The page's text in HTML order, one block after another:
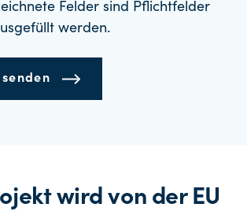
Felder sind Pflichtfelder
werden.
wird von der EU